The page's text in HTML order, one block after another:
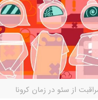
از سئو در زمان کرونا